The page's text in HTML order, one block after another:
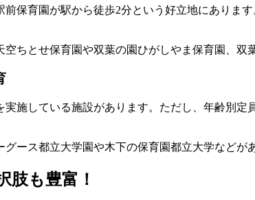
保育園が駅から徒歩2分という好立地にありま
ちとせ保育園や双葉の園ひがしやま保育園、
実施している施設があります。ただし、年齢別
ース都立大学園や木下の保育園都立大学などが
肢も豊富！